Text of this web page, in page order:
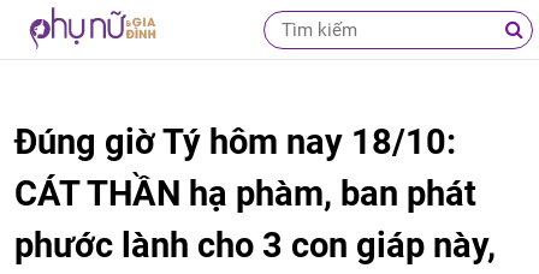
Đúng giờ Tý hôm nay 18/10:
CÁT THẦN hạ phàm, ban phát
phước lành cho 3 con giáp này,